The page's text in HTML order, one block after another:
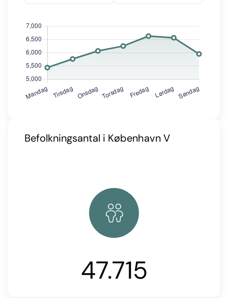
Befolkningsantal i København V
47.715